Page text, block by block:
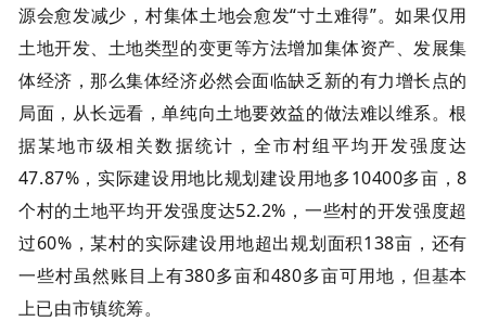
源会愈发减少，村集体土地会愈发“寸土难得”。如果仅用
土地开发、土地类型的变更等方法增加集体资产、发展集
体经济，那么集体经济必然会面临缺乏新的有力增长点的
局面，从长远看，单纯向土地要效益的做法难以维系。根
据某地市级相关数据统计，全市村组平均开发强度达
47.87%，实际建设用地比规划建设用地多10400多亩，8
个村的土地平均开发强度达52.2%，一些村的开发强度超
过60%，某村的实际建设用地超出规划面积138亩，还有
一些村虽然账目上有380多亩和480多亩可用地，但基本
上已由市镇统筹。